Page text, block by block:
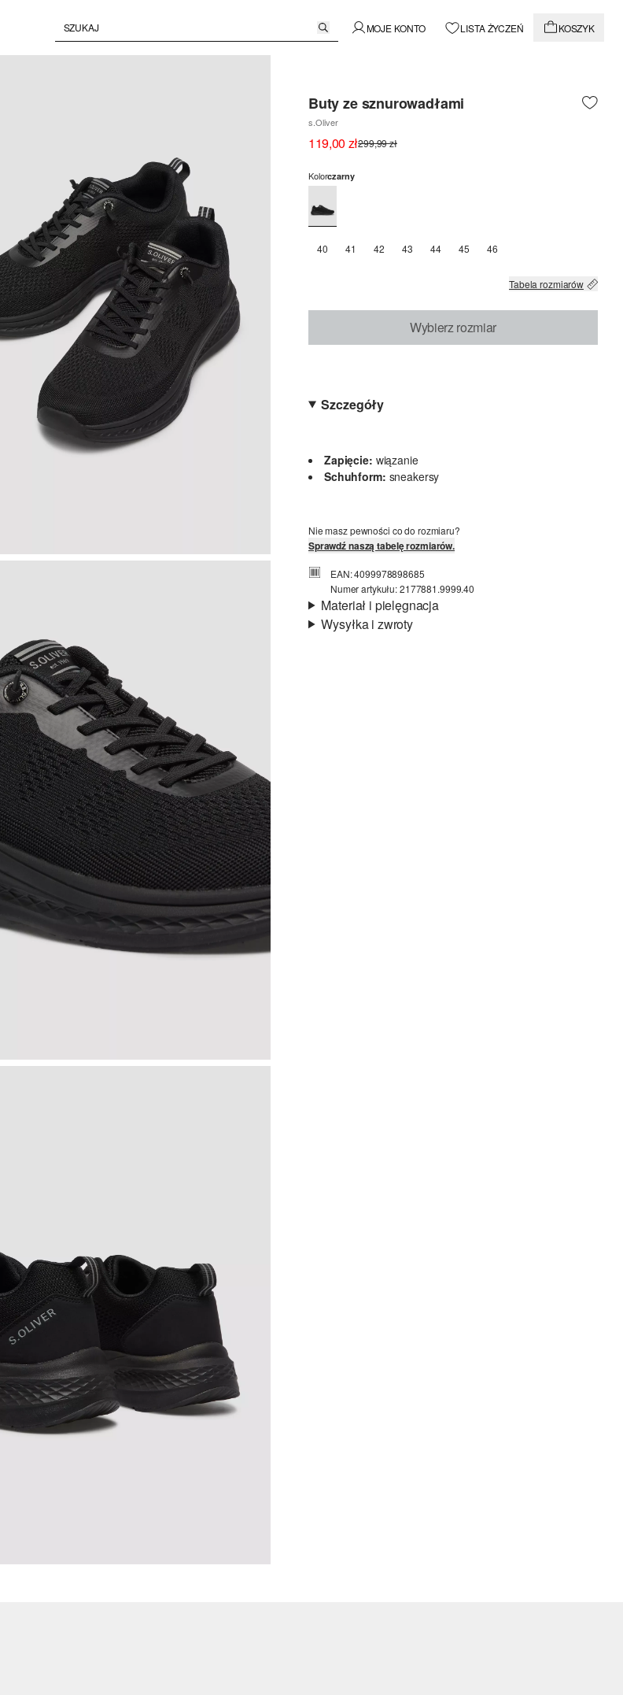
MOJE KONTO LISTA ŻYCZEŃ KOSZYK
Buty ze sznurowadłami
s.Oliver
119,00 zł299,99 zł
Kolorczarny
40 41 42 43 44 45 46
Tabela rozmiarów
Wybierz rozmiar
Szczegóły
Zapięcie: wiązanie
Schuhform: sneakersy
Nie masz pewności co do rozmiaru?
Sprawdź naszą tabelę rozmiarów.
EAN: 4099978898685
Numer artykułu: 2177881.9999.40
Materiał i pielęgnacja
Wysyłka i zwroty